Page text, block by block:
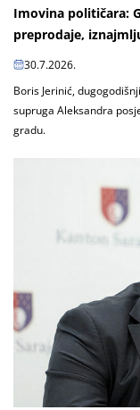
Imovina političara:
preprodaje,
30.7.2026.
Boris Jerinić,
supruga Aleksandra
gradu.